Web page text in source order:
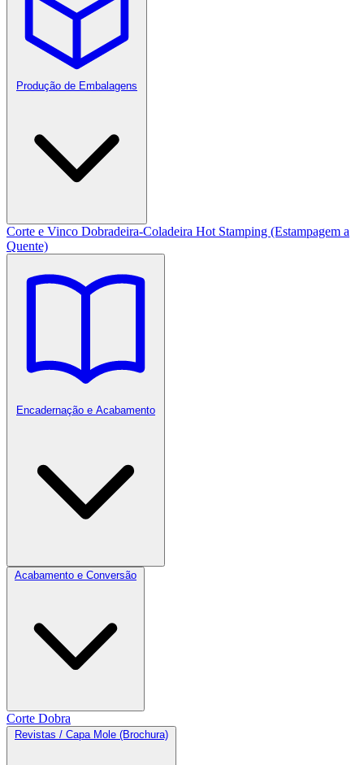
Produção de Embalagens
Corte e Vinco Dobradeira-Coladeira Hot Stamping (Estampagem a
Quente)
Encadernação e Acabamento
Acabamento e Conversão
Corte Dobra
Revistas / Capa Mole (Brochura)